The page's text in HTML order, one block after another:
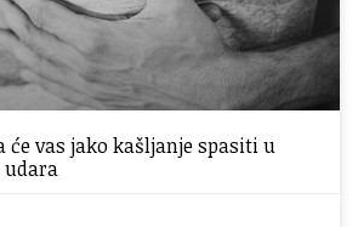
će vas jako kašljanje spasiti u
udara